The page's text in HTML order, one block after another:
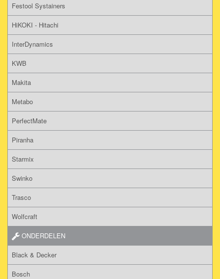
Festool Systainers
HiKOKI - Hitachi
InterDynamics
KWB
Makita
Metabo
PerfectMate
Piranha
Starmix
Swinko
Trasco
Wolfcraft
ONDERDELEN
Black & Decker
Bosch